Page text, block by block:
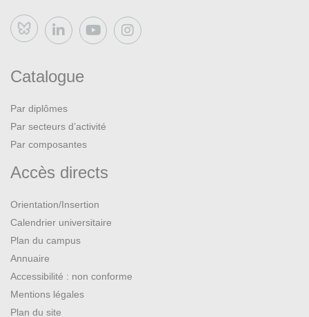
Bluesky
Catalogue
Par diplômes
Par secteurs d’activité
Par composantes
Accès directs
Orientation/Insertion
Calendrier universitaire
Plan du campus
Annuaire
Accessibilité : non conforme
Mentions légales
Plan du site